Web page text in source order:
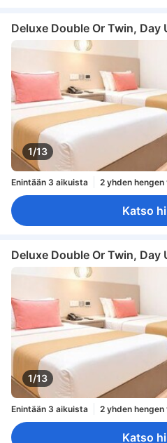
Deluxe Double Or Twin, Day
1/13
Enintään 3 aikuista 2 yhden
Katso
Deluxe Double Or Twin, Day
1/13
Enintään 3 aikuista 2 yhden
Katso